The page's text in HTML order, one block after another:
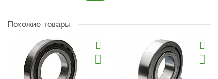
Похожие товары